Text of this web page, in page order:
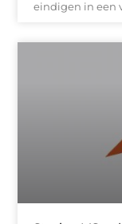
eindigen in een